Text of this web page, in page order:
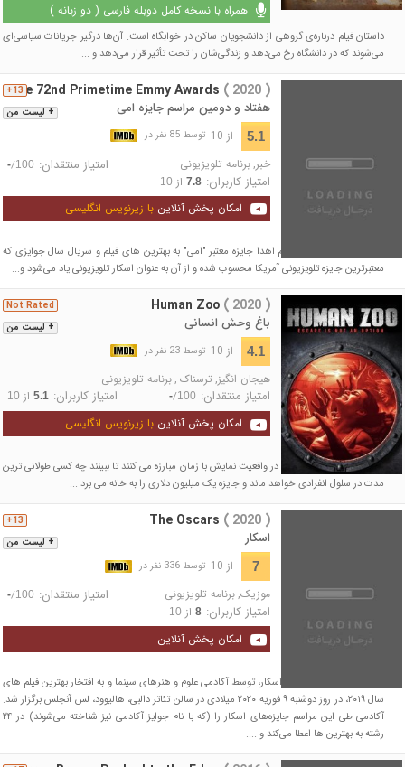
همراه با نسخه کامل دوبله فارسی ( دو زبانه )
داستان فیلم درباره‌ی گروهی از دانشجویان ساکن در خوابگاه است. آن‌ها درگیر جریانات سیاسی‌ای
می‌شوند که در دانشگاه رخ می‌دهد و زندگی‌شان را تحت تأثیر قرار می‌دهد و ...
+ لیست من
13+
The 72nd Primetime Emmy Awards ( 2020 )
هفتاد و دومین مراسم جایزه امی
5.1 از 10 توسط 85 نفر در
خبر, برنامه تلویزیونی امتیاز منتقدان: -/100
امتیاز کاربران: 7.8از 10
امکان پخش آنلاین با زیرنویس انگلیسی
هفتاد و دومین دوره مراسم اهدا جایزه معتبر "امی" به بهترین های فیلم و سریال سال جوایزی که
معتبرترین جایزه تلویزیونی آمریکا محسوب شده و از آن به عنوان اسکار تلویزیونی یاد می‌شود و...
+ لیست من
Not Rated Human Zoo ( 2020 )
باغ وحش انسانی
4.1 از 10 توسط 23 نفر در
هیجان انگیز, ترسناک ,برنامه تلویزیونی
امتیاز منتقدان: -/100 امتیاز کاربران: 5.1 از 10
امکان پخش آنلاین با زیرنویس انگلیسی
در این فیلم شرکت کنندگان در واقعیت نمایش با زمان مبارزه می کنند تا ببینند چه کسی طولانی ترین
مدت در سلول انفرادی خواهد ماند و جایزه یک میلیون دلاری را به خانه می برد ...
+ لیست من
13+ The Oscars ( 2020 )
اسکار
7 از 10 توسط 336 نفر در
موزیک,برنامه تلویزیونی امتیاز منتقدان: -/100
امتیاز کاربران: 8از 10
امکان پخش آنلاین
نود و دومین مراسم جوایز اسکار، توسط آکادمی علوم و هنرهای سینما و به افتخار بهترین فیلم‌ های
سال ۲۰۱۹، در روز دوشنبه ۹ فوریه ۲۰۲۰ میلادی در سالن تئاتر دالبی، هالیوود، لس آنجلس برگزار شد.
آکادمی طی این مراسم جایزه‌های اسکار را (که با نام جوایز آکادمی نیز شناخته می‌شوند) در ۲۴
رشته به بهترین‌ ها اعطا می‌کند و ....